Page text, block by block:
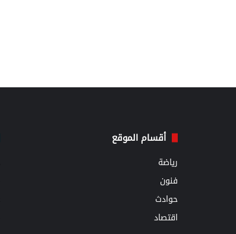
أقسام الموقع
رياضة
فنون
حوادث
اقتصاد